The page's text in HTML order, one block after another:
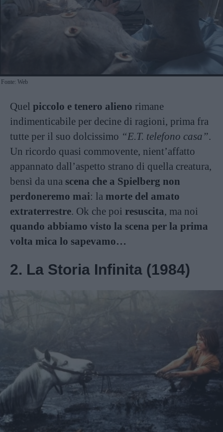
Fonte: Web
Quel piccolo e tenero alieno rimane
indimenticabile per decine di ragioni, prima fra
tutte per il suo dolcissimo “E.T. telefono casa”.
Un ricordo quasi commovente, nient’affatto
appannato dall’aspetto strano di quella creatura,
bensì da una scena che a Spielberg non
perdoneremo mai: la morte del amato
extraterrestre. Ok che poi resuscita, ma noi
quando abbiamo visto la scena per la prima
volta mica lo sapevamo…
2. La Storia Infinita (1984)